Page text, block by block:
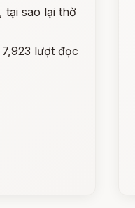
tại sao lại thờ
7,923 lượt đọc